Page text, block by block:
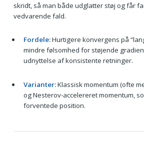
skridt, så man både udglatter støj og får
vedvarende fald.
Fordele:Hurtigere konvergens på
mindre følsomhed for støjende
udnyttelse af konsistente retninger.
Varianter:Klassisk momentum (ofte
og Nesterov-accelereret momentum,
forventede position.